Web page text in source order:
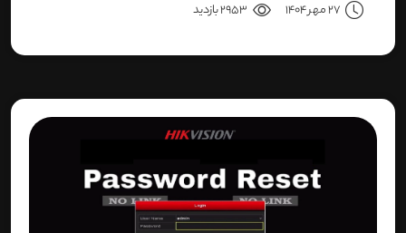
نتیجه می‌رسیم.
27 مهر 1404 2953 بازدید